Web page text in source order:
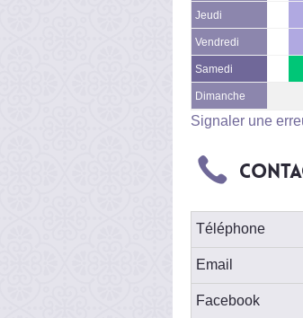
Jeudi
Vendredi
Samedi
Dimanche
Signaler une
Téléphone
Email
Facebook